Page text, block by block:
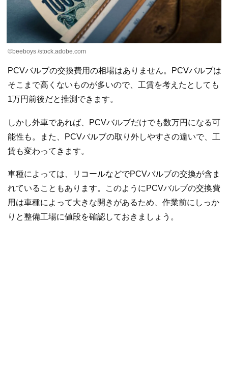
©beeboys /stock.adobe.com
PCVバルブの交換費用の相場はありません。PCVバルブは
そこまで高くないものが多いので、工賃を考えたとしても
1万円前後だと推測できます。
しかし外車であれば、PCVバルブだけでも数万円になる可
能性も。また、PCVバルブの取り外しやすさの違いで、工
賃も変わってきます。
車種によっては、リコールなどでPCVバルブの交換が含ま
れていることもあります。このようにPCVバルブの交換費
用は車種によって大きな開きがあるため、作業前にしっか
りと整備工場に値段を確認しておきましょう。